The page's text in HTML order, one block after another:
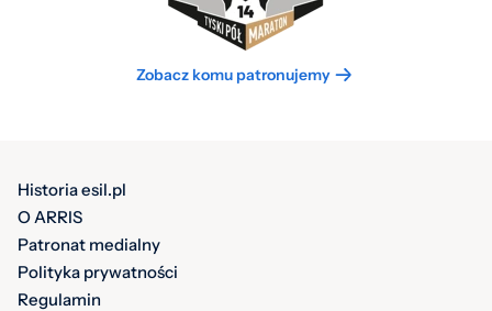
Zobacz komu patronujemy
Historia esil.pl
O ARRIS
Patronat medialny
Polityka prywatności
Regulamin